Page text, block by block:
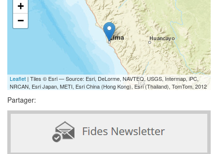
+
−
Leaflet | Tiles © Esri — Source: Esri, DeLorme, NAVTEQ, USGS, Intermap, iPC,
NRCAN, Esri Japan, METI, Esri China (Hong Kong), Esri (Thailand), TomTom, 2012
Partager: